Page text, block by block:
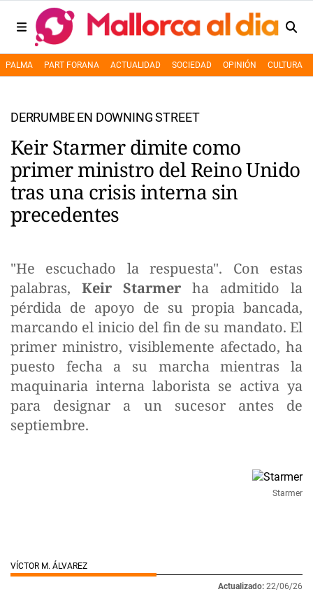
PALMA PART FORANA ACTUALIDAD SOCIEDAD OPINIÓN CULTURA
DERRUMBE EN DOWNING STREET
Keir Starmer dimite como
primer ministro del Reino Unido
tras una crisis interna sin
precedentes
"He escuchado la respuesta". Con estas
palabras, Keir Starmer ha admitido la
pérdida de apoyo de su propia bancada,
marcando el inicio del fin de su mandato. El
primer ministro, visiblemente afectado, ha
puesto fecha a su marcha mientras la
maquinaria interna laborista se activa ya
para designar a un sucesor antes de
septiembre.
Starmer
VÍCTOR M. ÁLVAREZ
Actualizado: 22/06/26